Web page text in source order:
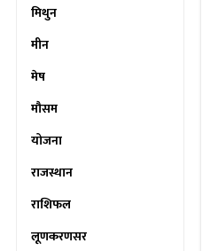
मिथुन
मीन
मेष
मौसम
योजना
राजस्थान
राशिफल
लूणकरणसर